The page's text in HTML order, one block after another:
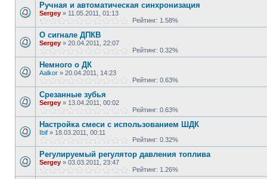
Ручная и автоматическая синхронизация
Sergey » 11.05.2011, 01:13
Рейтинг: 1.58%
О сигнале ДПКВ
Sergey » 20.04.2011, 22:07
Рейтинг: 0.32%
Немного о ДК
Aalkor » 20.04.2011, 14:23
Рейтинг: 0.63%
Срезанные зубья
Sergey » 13.04.2011, 00:02
Рейтинг: 0.63%
Настройка смеси с использованием ШДК
Ibif » 18.03.2011, 00:11
Рейтинг: 0.32%
Регулируемый регулятор давления топлива
Sergey » 03.03.2011, 23:47
Рейтинг: 1.26%